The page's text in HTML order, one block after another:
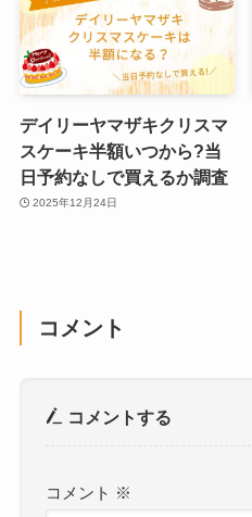
デイリーヤマザキクリスマ
スケーキ半額いつから?当
日予約なしで買えるか調査
2025年12月24日
コメント
コメントする
コメント ※